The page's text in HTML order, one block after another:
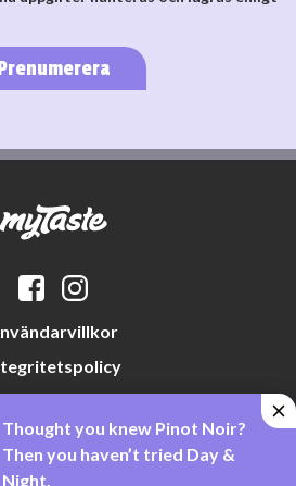
Cookiepolicy
Thought you knew Pinot Noir?
Then you haven’t tried Day &
Night.